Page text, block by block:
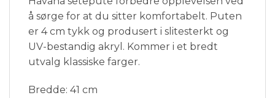
å sørge for at du sitter komfortabelt. Puten
er 4 cm tykk og produsert i slitesterkt og
UV-bestandig akryl. Kommer i et bredt
utvalg klassiske farger.
Bredde: 41 cm